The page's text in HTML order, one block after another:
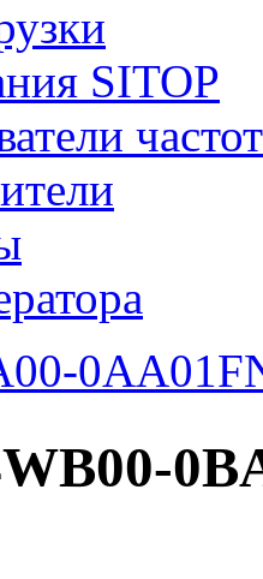
SITOP
0AA0